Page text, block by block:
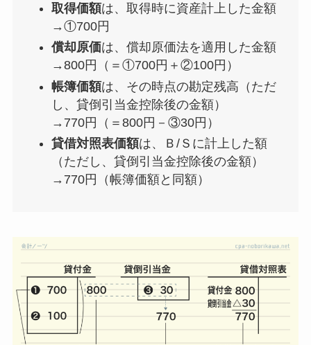
取得価額は、取得時に資産計上した金額
→①700円
償却原価は、償却原価法を適用した金額
→800円（＝①700円＋②100円）
帳簿価額は、その時点の勘定残高（ただ
し、貸倒引当金控除後の金額）
→770円（＝800円－③30円）
貸借対照表価額は、Ｂ/Ｓに計上した額
（ただし、貸倒引当金控除後の金額）
→770円（帳簿価額と同額）